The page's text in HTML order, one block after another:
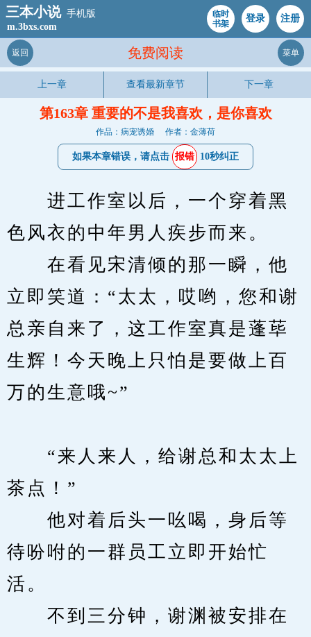
三本小说 手机版
m.3bxs.com
临时
书架
登录 注册
免费阅读
返回 菜单
上一章 查看最新章节 下一章
第163章 重要的不是我喜欢，是你喜欢
作品：病宠诱婚 作者：金薄荷
如果本章错误，请点击 报错 10秒纠正
进工作室以后，一个穿着黑
色风衣的中年男人疾步而来。
在看见宋清倾的那一瞬，他
立即笑道：“太太，哎哟，您和谢
总亲自来了，这工作室真是蓬荜
生辉！今天晚上只怕是要做上百
万的生意哦~”
“来人来人，给谢总和太太上
茶点！”
他对着后头一吆喝，身后等
待吩咐的一群员工立即开始忙
活。
不到三分钟，谢渊被安排在